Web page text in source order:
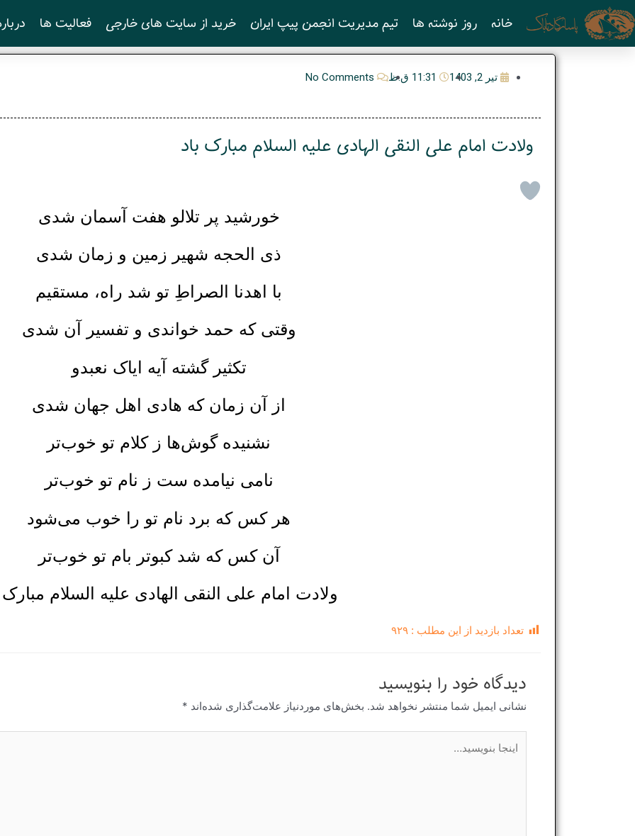
پرش
به
محتوا
خانه روز نوشته ها تیم مدیریت انجمن پیپ ایران خرید از سایت های خارجی فعالیت ها
تیر 2, 1403 11:31 ق.ظ No Comments
ولادت امام علی النقی الهادی علیه السلام مبارک باد
خورشید پر تلالو هفت آسمان شدی
ذی الحجه شهیر زمین و زمان شدی
با اهدنا الصراطِ تو شد راه، مستقیم
وقتی که حمد خواندی و تفسیر آن شدی
تکثیر گشته آیه ایاک نعبدو
از آن زمان که هادی اهل جهان شدی
نشنیده گوش‌ها ز کلام تو خوب‌تر
نامی نیامده ست ز نام تو خوب‌تر
هر کس که برد نام تو را خوب می‌شود
آن کس که شد کبوتر بام تو خوب‌تر
ولادت امام علی النقی الهادی علیه السلام مبارک
تعداد بازدید از این مطلب : ۹۲۹
دیدگاه‌ خود را بنویسید
نشانی ایمیل شما منتشر نخواهد شد. بخش‌های موردنیاز علامت‌گذاری شده‌اند *
بنویسید…